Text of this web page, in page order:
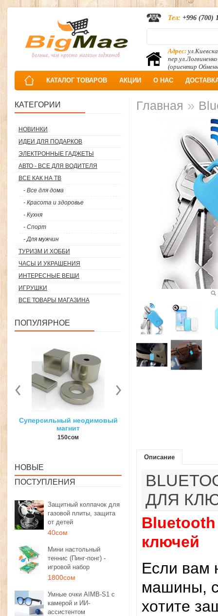
Адрес:
пер.ул.Логвиненко
(ориентир
Тел: +996 (700)
КАТАЛОГ ТОВАРОВ АКЦИИ О НАС
КАТЕГОРИИ
НОВИНКИ
ИДЕИ ДЛЯ ПОДАРКОВ
ЭЛЕКТРОННЫЕ ГАДЖЕТЫ
АВТО - ВСЕ ДЛЯ ВОДИТЕЛЯ
ВСЕ КАК НА ТВ
- Все для дома
- Красота и здоровье
- Кухня
- Спорт
- Для мужчин
ТУРИЗМ И ХОББИ
ЧАСЫ И УКРАШЕНИЯ
ИНТЕРЕСНЫЕ ВЕЩИ
ИГРУШКИ
ВСЕ ТОВАРЫ МАГАЗИНА
ПОПУЛЯРНОЕ
3D ручка для объемного
рисования
1350сом 1190сом
НОВЫЕ
ПОСТУПЛЕНИЯ
Защитный колпачок для
газовой плиты, защита
от детей
40сом
Мини настольный
теннис (Пинг-понг) -
игровой набор
1800сом
Умные очки AIMB-S1 с
камерой и ИИ-
ассистентом
Главная »
Описание
ДЛЯ
Bluetooth
ключей
Ecли вaм
мaшины,
xoтитe